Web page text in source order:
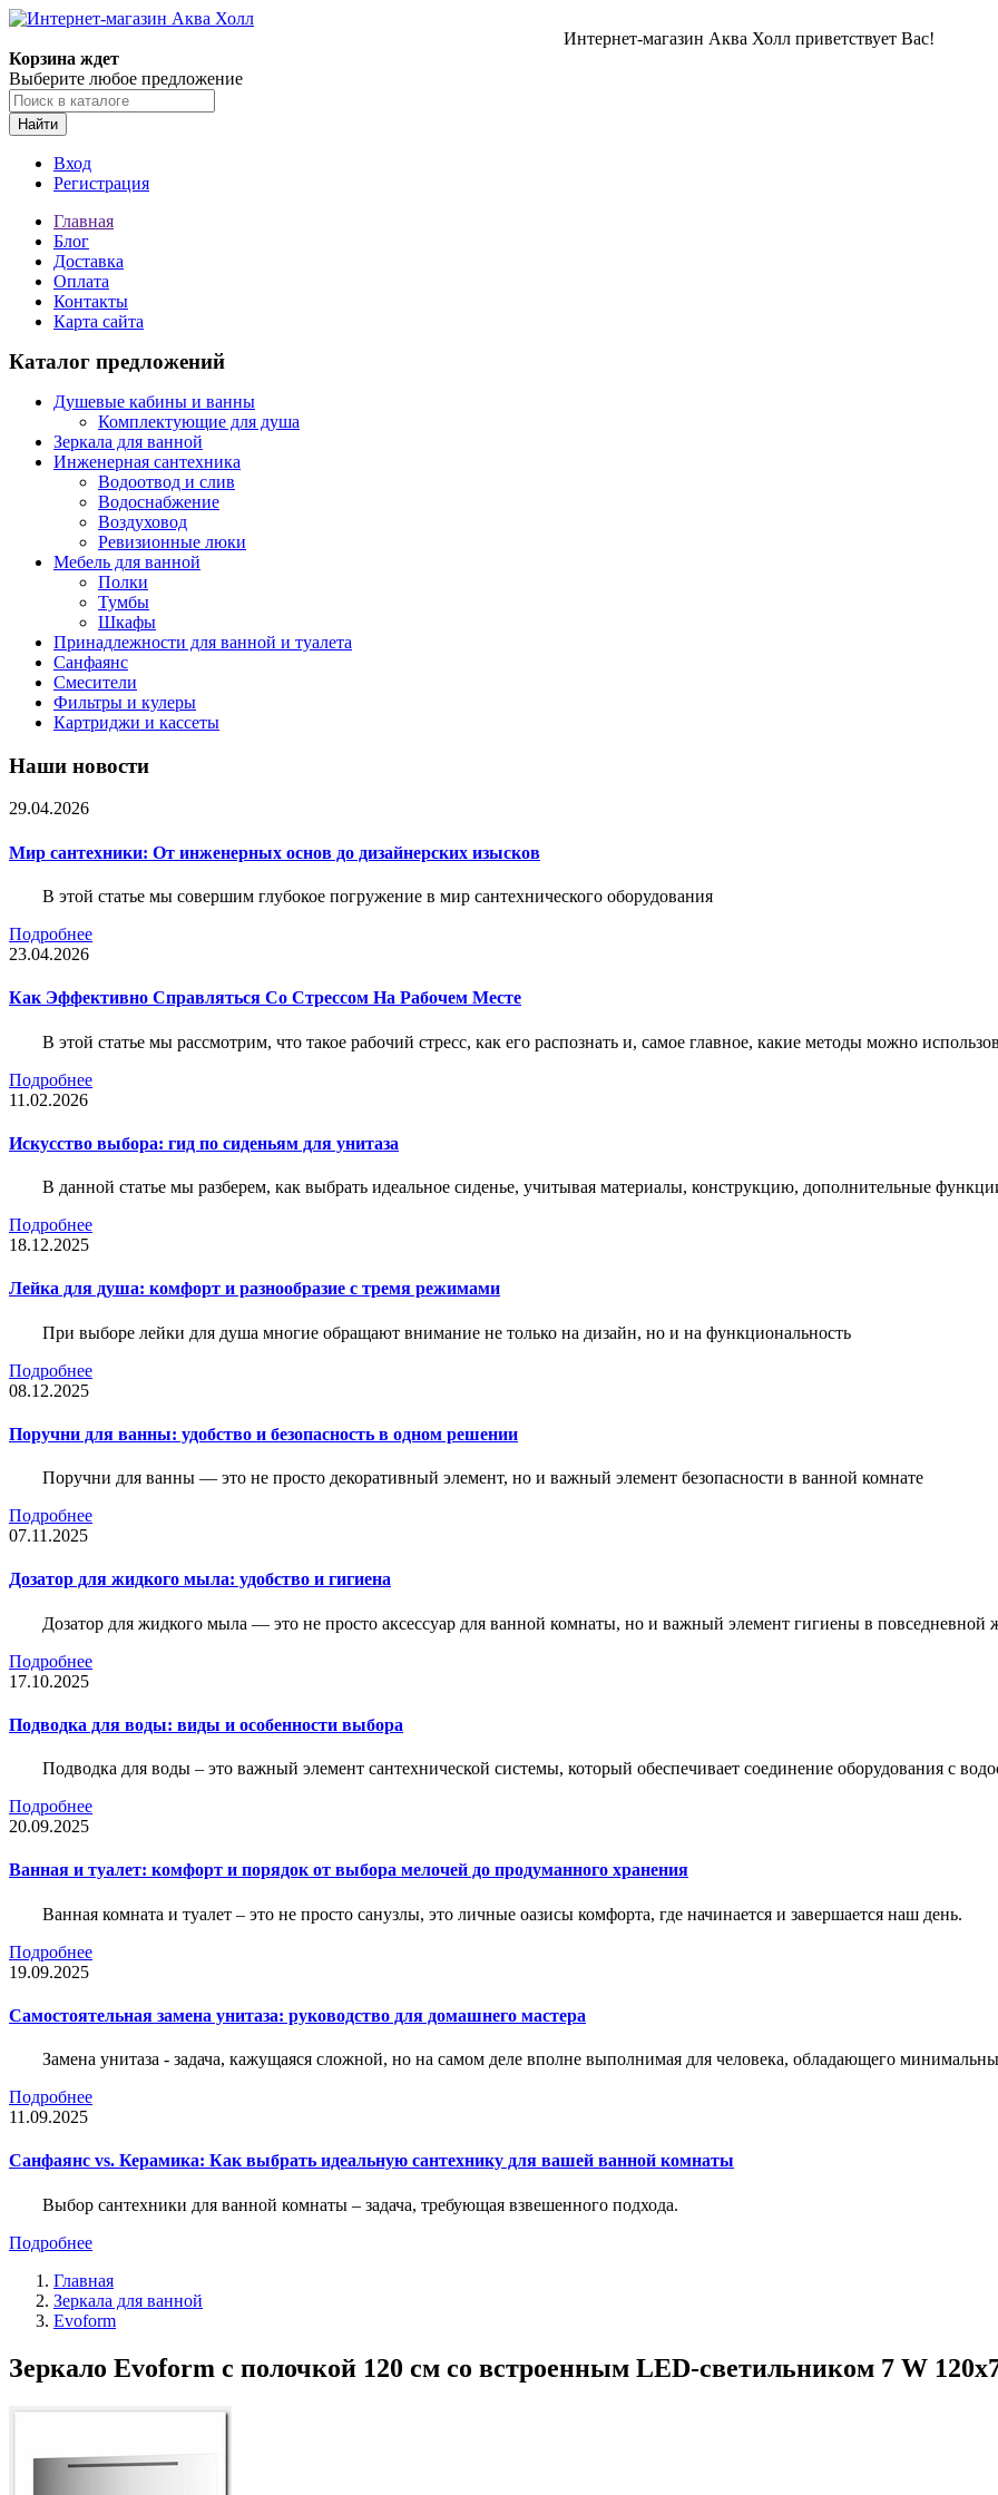
Интернет-магазин Аква Холл приветствует Вас!
Корзина ждет
Выберите любое предложение
Найти
Вход
Регистрация
Главная
Блог
Доставка
Оплата
Контакты
Карта сайта
Каталог предложений
Душевые кабины и ванны
Комплектующие для душа
Зеркала для ванной
Инженерная сантехника
Водоотвод и слив
Водоснабжение
Воздуховод
Ревизионные люки
Мебель для ванной
Полки
Тумбы
Шкафы
Принадлежности для ванной и туалета
Санфаянс
Смесители
Фильтры и кулеры
Картриджи и кассеты
Наши новости
29.04.2026
Мир сантехники: От инженерных основ до дизайнерских изысков
В этой статье мы совершим глубокое погружение в мир сантехнического оборудования
Подробнее
23.04.2026
Как Эффективно Справляться Со Стрессом На Рабочем Месте
В этой статье мы рассмотрим, что такое рабочий стресс, как его распознать и, самое главное, какие методы можно
Подробнее
11.02.2026
Искусство выбора: гид по сиденьям для унитаза
В данной статье мы разберем, как выбрать идеальное сиденье, учитывая материалы, конструкцию, дополнительные
Подробнее
18.12.2025
Лейка для душа: комфорт и разнообразие с тремя режимами
При выборе лейки для душа многие обращают внимание не только на дизайн, но и на функциональность
Подробнее
08.12.2025
Поручни для ванны: удобство и безопасность в одном решении
Поручни для ванны — это не просто декоративный элемент, но и важный элемент безопасности в ванной комнате
Подробнее
07.11.2025
Дозатор для жидкого мыла: удобство и гигиена
Дозатор для жидкого мыла — это не просто аксессуар для ванной комнаты, но и важный элемент гигиены в повседневной
Подробнее
17.10.2025
Подводка для воды: виды и особенности выбора
Подводка для воды – это важный элемент сантехнической системы, который обеспечивает соединение оборудования с
Подробнее
20.09.2025
Ванная и туалет: комфорт и порядок от выбора мелочей до продуманного хранения
Ванная комната и туалет – это не просто санузлы, это личные оазисы комфорта, где начинается и завершается наш день.
Подробнее
19.09.2025
Самостоятельная замена унитаза: руководство для домашнего мастера
Замена унитаза - задача, кажущаяся сложной, но на самом деле вполне выполнимая для человека, обладающего
Подробнее
11.09.2025
Санфаянс vs. Керамика: Как выбрать идеальную сантехнику для вашей ванной комнаты
Выбор сантехники для ванной комнаты – задача, требующая взвешенного подхода.
Подробнее
Главная
Зеркала для ванной
Evoform
Зеркало Evoform с полочкой 120 см со встроенным LED-светильником 7 W